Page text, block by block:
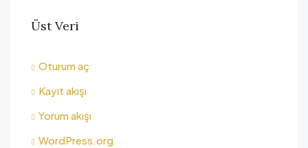
Üst Veri
Oturum aç
Kayıt akışı
Yorum akışı
WordPress.org